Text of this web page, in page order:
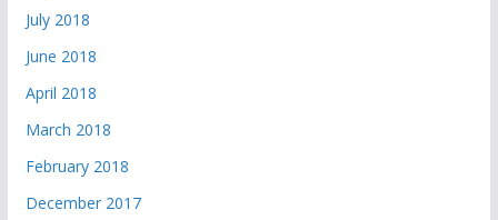
July 2018
June 2018
April 2018
March 2018
February 2018
December 2017